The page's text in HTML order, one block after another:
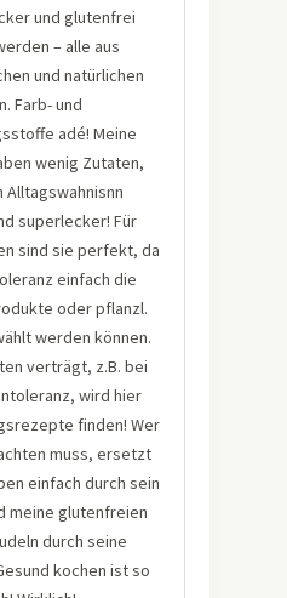
und glutenfrei
– alle aus
und natürlichen
Farb- und
adé! Meine
wenig Zutaten,
Alltagswahnisnn
superlecker! Für
sind sie perfekt, da
einfach die
oder pflanzl.
werden können.
verträgt, z.B. bei
wird hier
finden! Wer
muss, ersetzt
einfach durch sein
meine glutenfreien
durch seine
kochen ist so